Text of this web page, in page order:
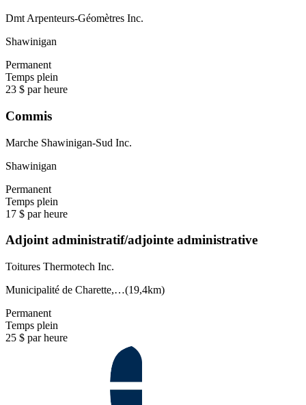
Dmt Arpenteurs-Géomètres Inc.
Shawinigan
Permanent
Temps plein
23 $ par heure
Commis
Marche Shawinigan-Sud Inc.
Shawinigan
Permanent
Temps plein
17 $ par heure
Adjoint administratif/adjointe administrative
Toitures Thermotech Inc.
Municipalité de Charette,…(19,4km)
Permanent
Temps plein
25 $ par heure